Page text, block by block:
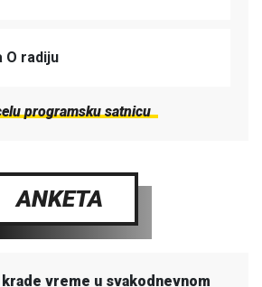
O radiju
programsku satnicu
ANKETA
vreme u svakodnevnom